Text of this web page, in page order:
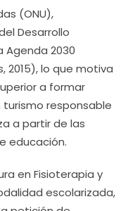
(ONU),
Desarrollo
Agenda 2030
2015), lo que motiva
a formar
responsable
a partir de las
educación.
en Fisioterapia y
escolarizada,